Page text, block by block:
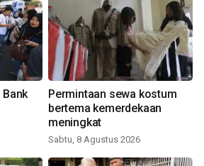
Permintaan sewa kostum
bertema kemerdekaan
meningkat
Sabtu, 8 Agustus 2026